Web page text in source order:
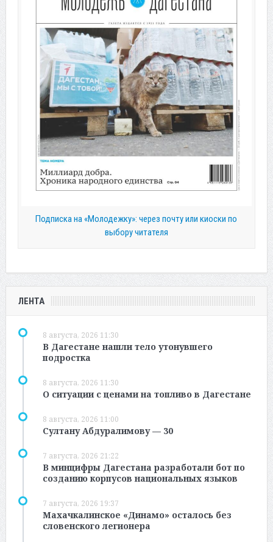
Подписка на «Молодежку»: через почту или киоски по
выбору читателя
ЛЕНТА
8 августа, 2026 11:30
В Дагестане нашли тело утонувшего
подростка
8 августа, 2026 11:30
О ситуации с ценами на топливо в Дагестане
8 августа, 2026 11:00
Султану Абдуралимову — 30
7 августа, 2026 21:22
В минцифры Дагестана разработали бот по
созданию корпусов национальных языков
7 августа, 2026 19:37
Махачкалинское «Динамо» осталось без
словенского легионера